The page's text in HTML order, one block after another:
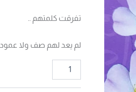
تفرقت كلمتهم ..
لم يعد لهم صف ولا عمود